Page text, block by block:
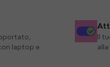
laptop e
Il